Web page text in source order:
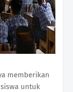
memberikan
untuk